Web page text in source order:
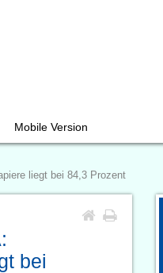
Mobile Version
liegt bei 84,3 Prozent
bei